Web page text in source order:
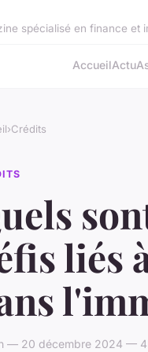
spécialisé en finance et
AccueilActu
›Crédits
liés
— 20 décembre 2024 — 4